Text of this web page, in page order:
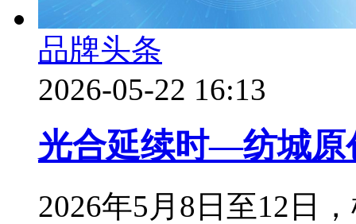
品牌头条
2026-05-22 16:13
光合延续时—纺城原
2026年5月8日至12日